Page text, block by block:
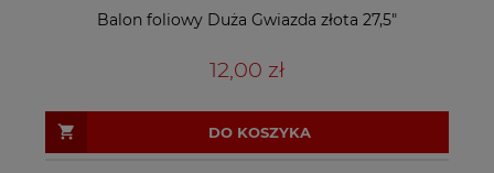
Balon foliowy Duża Gwiazda złota 27,5"
12,00 zł
DO KOSZYKA